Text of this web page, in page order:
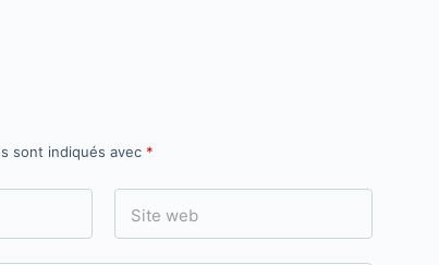
sont indiqués avec *
Site web